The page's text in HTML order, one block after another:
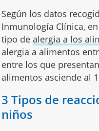
Según los datos
Inmunología Clínica,
tipo de alergia a los
alergia a alimentos
entre los que presentan
alimentos asciende al
3 Tipos de
niños